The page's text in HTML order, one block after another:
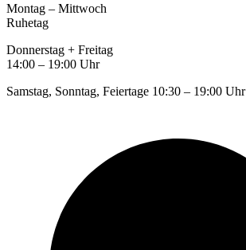
Montag – Mittwoch
Ruhetag
Donnerstag + Freitag
14:00 – 19:00 Uhr
Samstag, Sonntag, Feiertage 10:30 – 19:00 Uhr